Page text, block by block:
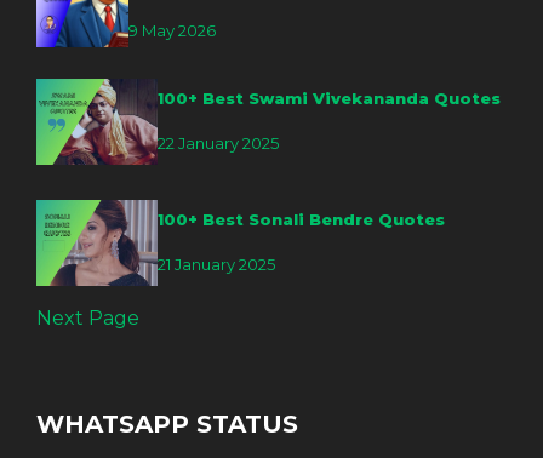
9 May 2026
100+ Best Swami Vivekananda Quotes
22 January 2025
100+ Best Sonali Bendre Quotes
21 January 2025
Next Page
WHATSAPP STATUS